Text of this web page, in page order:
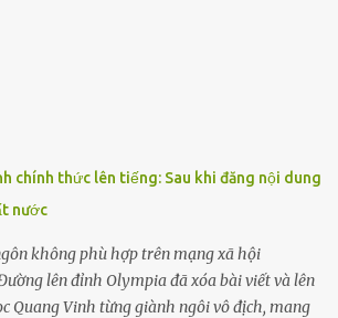
thận. Nếu cháu không nghe lời, cảnh sát
thể sẽ bỏ lỡ cơ hội và gặp nguy hiểm. Trẻ con
cứ coi trẻ còn nhỏ nên dù có phạm sai
trách mắng. Nhưng nếu người lớn tuổi
chính thức lên tiếng: Sau khi đăng nội dung
nước
không phù hợp trên mạng xã hội
lên đỉnh Olympia đã xóa bài viết và lên
Quang Vinh từng giành ngôi vô địch, mang